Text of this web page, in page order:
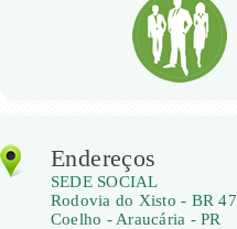
Endereços
SEDE SOCIAL
Rodovia do Xisto - BR
Coelho - Araucária - PR